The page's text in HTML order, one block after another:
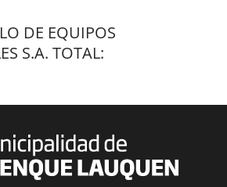
DE EQUIPOS
S.A. TOTAL: